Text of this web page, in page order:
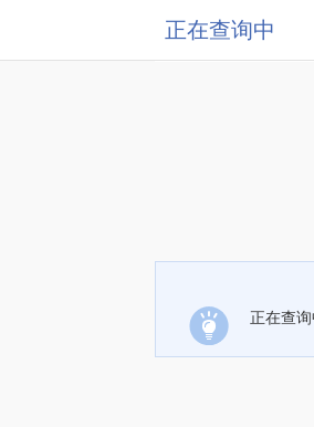
正在查询中
正在查